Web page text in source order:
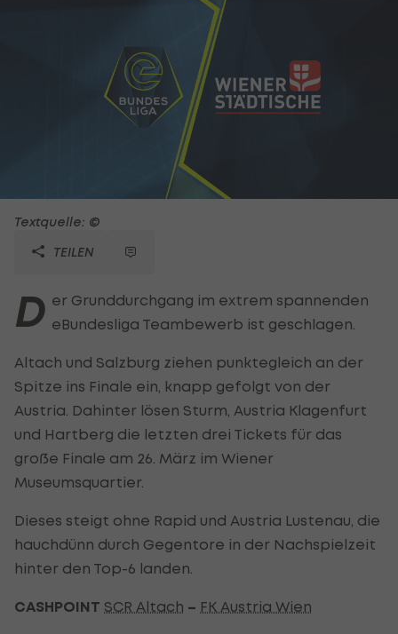
Textquelle: ©
TEILEN
D er Grunddurchgang im extrem spannenden
eBundesliga Teambewerb ist geschlagen.
Altach und Salzburg ziehen punktegleich an der
Spitze ins Finale ein, knapp gefolgt von der
Austria. Dahinter lösen Sturm, Austria Klagenfurt
und Hartberg die letzten drei Tickets für das
große Finale am 26. März im Wiener
Museumsquartier.
Dieses steigt ohne Rapid und Austria Lustenau, die
hauchdünn durch Gegentore in der Nachspielzeit
hinter den Top-6 landen.
CASHPOINT SCR Altach – FK Austria Wien